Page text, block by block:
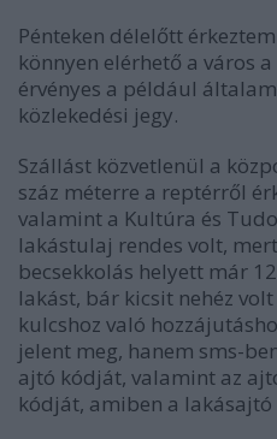
Pénteken délelőtt
könnyen elérhető a város
érvényes a például
közlekedési jegy.
Szállást közvetlenül a
száz méterre a reptérről
valamint a Kultúra és
lakástulaj rendes volt,
becsekkolás helyett már
lakást, bár kicsit nehéz
kulcshoz való
jelent meg, hanem sms-
ajtó kódját, valamint az
kódját, amiben a lakásajtó